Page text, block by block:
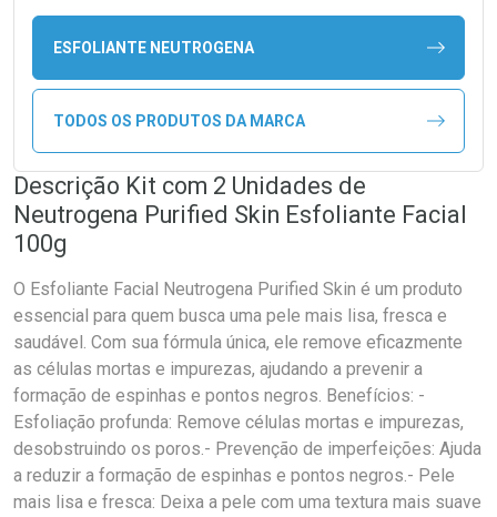
ESFOLIANTE NEUTROGENA
TODOS OS PRODUTOS DA MARCA
Descrição Kit com 2 Unidades de
Neutrogena Purified Skin Esfoliante Facial
100g
O Esfoliante Facial Neutrogena Purified Skin é um produto
essencial para quem busca uma pele mais lisa, fresca e
saudável. Com sua fórmula única, ele remove eficazmente
as células mortas e impurezas, ajudando a prevenir a
formação de espinhas e pontos negros. Benefícios: -
Esfoliação profunda: Remove células mortas e impurezas,
desobstruindo os poros.- Prevenção de imperfeições: Ajuda
a reduzir a formação de espinhas e pontos negros.- Pele
mais lisa e fresca: Deixa a pele com uma textura mais suave